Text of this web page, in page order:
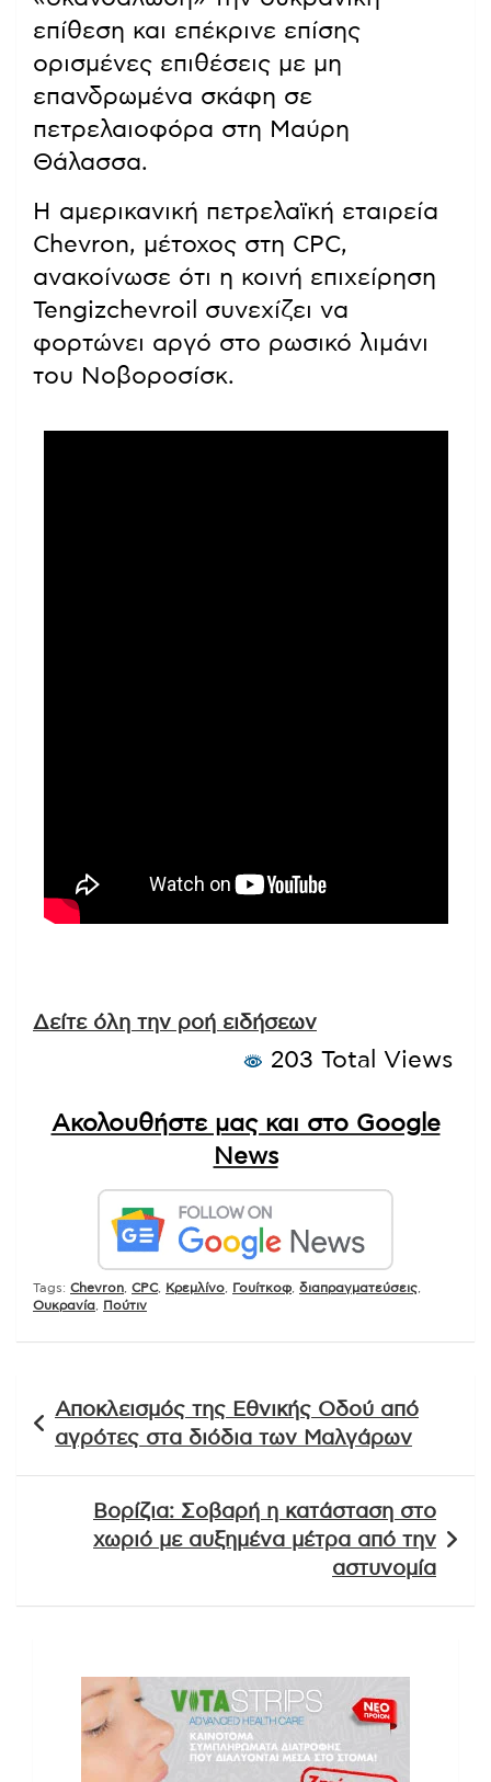
επίθεση και επέκρινε επίσης
ορισμένες επιθέσεις με μη
επανδρωμένα σκάφη σε
πετρελαιοφόρα στη Μαύρη
Θάλασσα.
Η αμερικανική πετρελαϊκή εταιρεία
Chevron, μέτοχος στη CPC,
ανακοίνωσε ότι η κοινή επιχείρηση
Tengizchevroil συνεχίζει να
φορτώνει αργό στο ρωσικό λιμάνι
του Νοβοροσίσκ.
Δείτε όλη την ροή ειδήσεων
203 Total Views
Ακολουθήστε μας και στο Google
News
Tags: Chevron CPC, Kρεμλίνο Γουίτκοφ διαπραγματεύσεις
Ουκρανία
Πούτιν
άρθρων
Αποκλεισμός της Εθνικής Οδού από
αγρότες στα διόδια των Μαλγάρων
Βορίζια: Σοβαρή η κατάσταση στο
χωριό με αυξημένα μέτρα από την
αστυνομία